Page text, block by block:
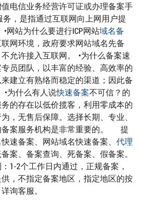
电信业务经营许可证或办理备案手
是指通过互联网向上网用户提
站为什么要进行ICP网站域名备
网环境，政府要求网站域名先备
允许接入互联网。 •为什么备案速
员团队，以丰富的经验、高效率的
建立有熟络而稳定的渠道；因此备
•为什么有人说快速备案不可信？的
的存在以低价揽客，利用零成本的
，无售后保障。选择长期、专业、
备案服务机构是非常重要的。 提
速备案、网站域名快速备案、 代理
备案、备案查询、死备案、假备案。
1-2个工作日内通过，正规备案，
，不指定备案地区，指定地区的按
询客服。